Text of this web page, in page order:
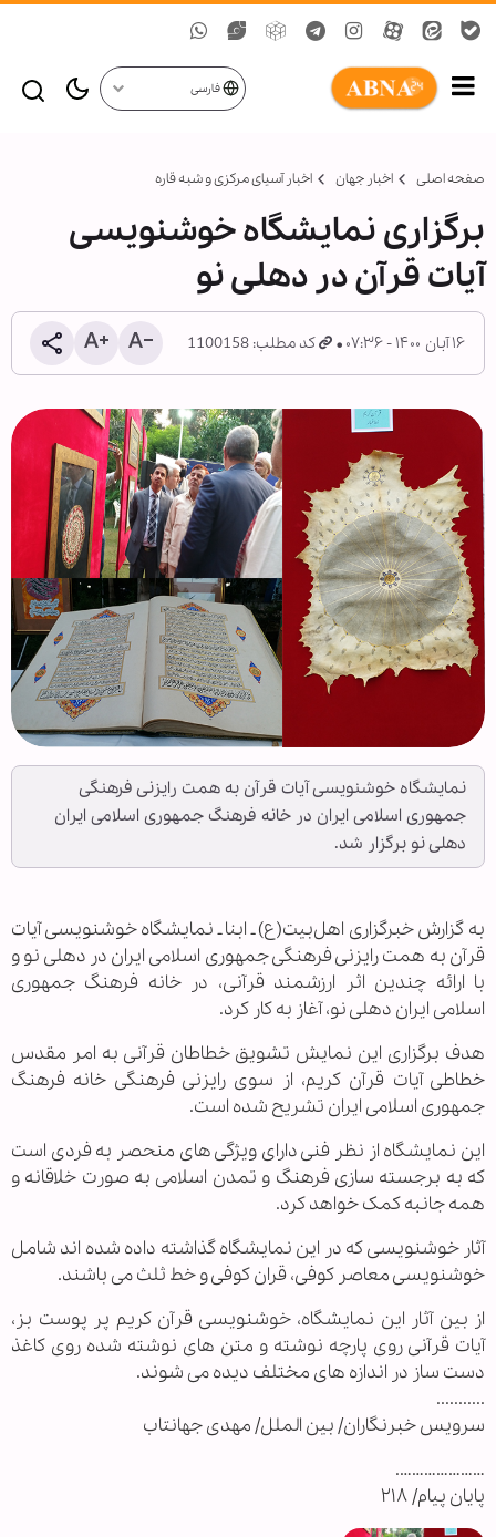
فارسی
صفحه اصلی اخبار جهان اخبار آسیای مرکزی و شبه قاره
برگزاری نمایشگاه خوشنویسی
آیات قرآن در دهلی نو
۱۶ آبان ۱۴۰۰ - ۰۷:۳۶ کد مطلب: 1100158
نمایشگاه خوشنویسی آیات قرآن به همت رایزنی فرهنگی
جمهوری اسلامی ایران در خانه فرهنگ جمهوری اسلامی ایران
دهلی نو برگزار شد.
به گزارش خبرگزاری اهل‌بیت(ع) ـ ابنا ـ نمایشگاه خوشنویسی آیات
قرآن به همت رایزنی فرهنگی جمهوری اسلامی ایران در دهلی نو و
با ارائه چندین اثر ارزشمند قرآنی، در خانه فرهنگ جمهوری
اسلامی ایران دهلی نو، آغاز به کار کرد.
هدف برگزاری این نمایش تشویق خطاطان قرآنی به امر مقدس
خطاطی آیات قرآن کریم، از سوی رایزنی فرهنگی خانه فرهنگ
جمهوری اسلامی ایران تشریح شده است.
این نمایشگاه از نظر فنی دارای ویژگی های منحصر به فردی است
که به برجسته سازی فرهنگ و تمدن اسلامی به صورت خلاقانه و
همه جانبه کمک خواهد کرد.
آثار خوشنویسی که در این نمایشگاه گذاشته داده شده اند شامل
خوشنویسی معاصر کوفی، قران کوفی و خط ثلث می باشند.
از بین آثار این نمایشگاه، خوشنویسی قرآن کریم پر پوست بز،
آیات قرآنی روی پارچه نوشته و متن های نوشته شده روی کاغذ
دست ساز در اندازه های مختلف دیده می شوند.
...........
سرویس خبرنگاران/ بین الملل/ مهدی جهانتاب
………………….
پایان پیام/ ۲۱۸